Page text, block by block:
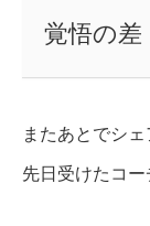
覚悟の差
またあとでシ
先日受けたコ